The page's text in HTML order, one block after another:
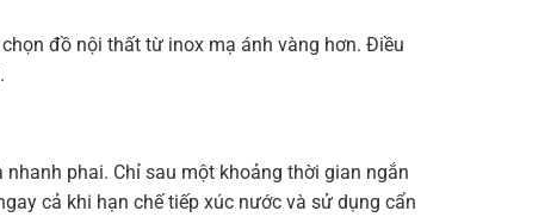
đồ nội thất từ inox mạ ánh vàng hơn. Điều
phai. Chỉ sau một khoảng thời gian ngắn
cả khi hạn chế tiếp xúc nước và sử dụng cẩn